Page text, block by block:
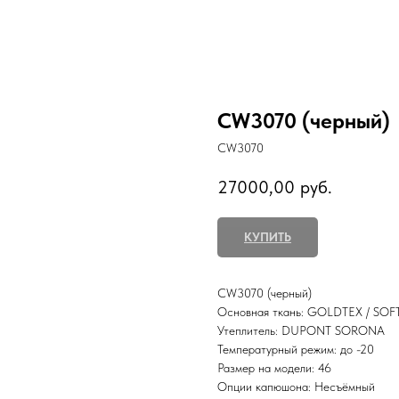
CW3070 (черный)
CW3070
27000,00 руб.
КУПИТЬ
CW3070 (черный)
Основная ткань: GOLDTEX /
Утеплитель: DUPONT SORONA
Температурный режим: до -20
Размер на модели: 46
Опции капюшона: Несъёмный